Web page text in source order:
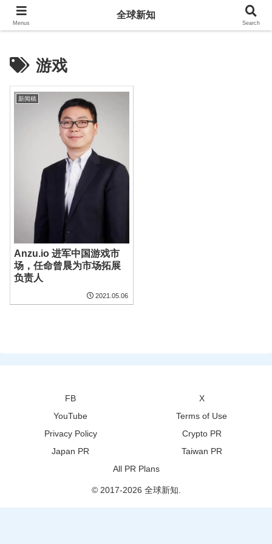
全球新知
游戏
新闻稿
Anzu.io 进军中国游戏市
场，任命曾晨为市场拓展
负责人
2021.05.06
FB
X
YouTube
Terms of Use
Privacy Policy
Crypto PR
Japan PR
Taiwan PR
All PR Plans
© 2017-2026 全球新知.
Menus
全球新知
Search